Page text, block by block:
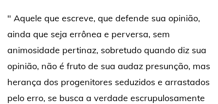
" Aquele que escreve, que defende sua opinião,
ainda que seja errônea e perversa, sem
animosidade pertinaz, sobretudo quando diz sua
opinião, não é fruto de sua audaz presunção, mas
herança dos progenitores seduzidos e arrastados
pelo erro, se busca a verdade escrupulosamente